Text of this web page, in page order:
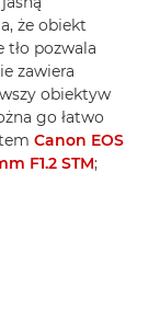
że obiekt
pozwala
zawiera
obiektyw
go łatwo
Canon EOS
F1.2 STM;